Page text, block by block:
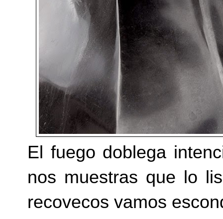
El fuego doblega
nos muestras que lo
recovecos vamos